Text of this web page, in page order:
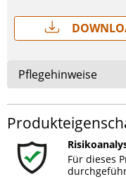
Pflegehinweise
Für dieses